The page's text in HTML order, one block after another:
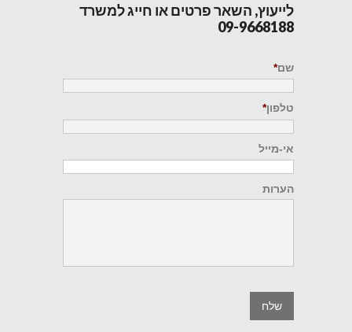
לייעוץ, השאר פרטים או חייג למשרד
09-9668188
שם*
טלפון*
אי-מייל
הערות